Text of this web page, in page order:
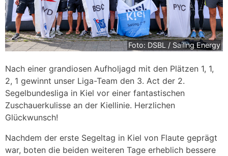
Foto: DSBL / Sailing Energy
Nach einer grandiosen Aufholjagd mit den Plätzen 1, 1,
2, 1 gewinnt unser Liga-Team den 3. Act der 2.
Segelbundesliga in Kiel vor einer fantastischen
Zuschauerkulisse an der Kiellinie. Herzlichen
Glückwunsch!
Nachdem der erste Segeltag in Kiel von Flaute geprägt
war, boten die beiden weiteren Tage erheblich bessere